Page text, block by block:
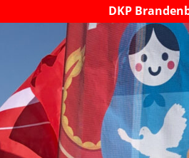
DKP